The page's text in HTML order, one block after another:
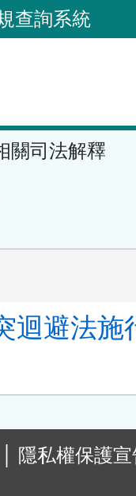
查詢系統
關司法解釋
迴避法施
隱私權保護